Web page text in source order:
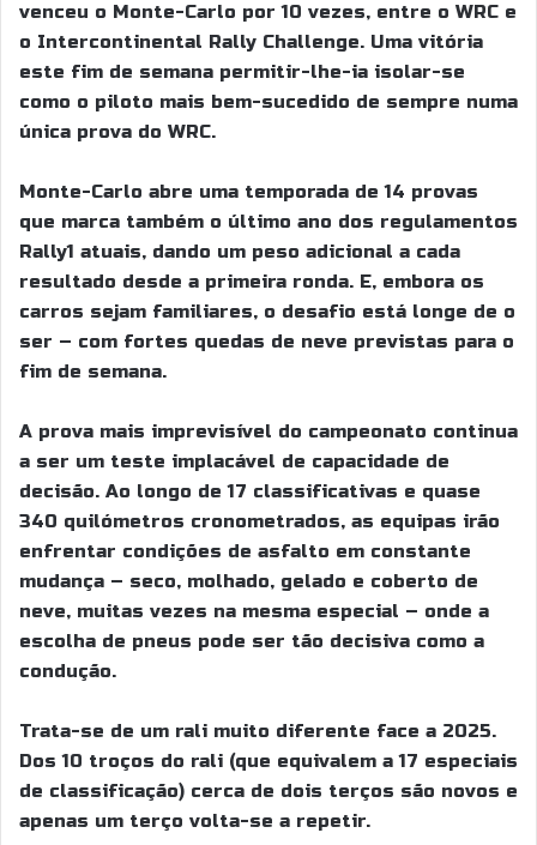
venceu o Monte-Carlo por 10 vezes, entre o WRC e
o Intercontinental Rally Challenge. Uma vitória
este fim de semana permitir-lhe-ia isolar-se
como o piloto mais bem-sucedido de sempre numa
única prova do WRC.
Monte-Carlo abre uma temporada de 14 provas
que marca também o último ano dos regulamentos
Rally1 atuais, dando um peso adicional a cada
resultado desde a primeira ronda. E, embora os
carros sejam familiares, o desafio está longe de o
ser – com fortes quedas de neve previstas para o
fim de semana.
A prova mais imprevisível do campeonato continua
a ser um teste implacável de capacidade de
decisão. Ao longo de 17 classificativas e quase
340 quilómetros cronometrados, as equipas irão
enfrentar condições de asfalto em constante
mudança – seco, molhado, gelado e coberto de
neve, muitas vezes na mesma especial – onde a
escolha de pneus pode ser tão decisiva como a
condução.
Trata-se de um rali muito diferente face a 2025.
Dos 10 troços do rali (que equivalem a 17 especiais
de classificação) cerca de dois terços são novos e
apenas um terço volta-se a repetir.